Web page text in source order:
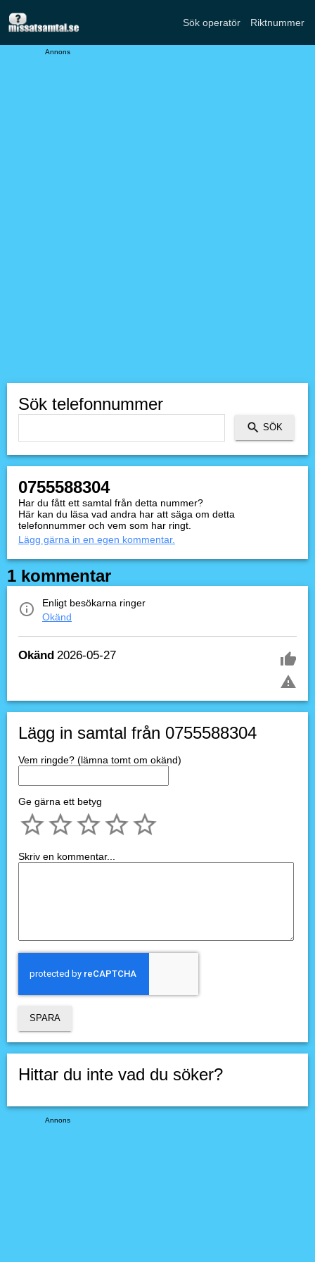
Sök operatör Riktnummer
Annons
Sök telefonnummer
0755588304
Har du fått ett samtal från detta nummer?
Här kan du läsa vad andra har att säga om detta
telefonnummer och vem som har ringt.
Lägg gärna in en egen kommentar.
1 kommentar
Enligt besökarna ringer
Okänd
Okänd 2026-05-27
Lägg in samtal från 0755588304
Vem ringde? (lämna tomt om okänd)
Ge gärna ett betyg
Skriv en kommentar...
Hittar du inte vad du söker?
Annons